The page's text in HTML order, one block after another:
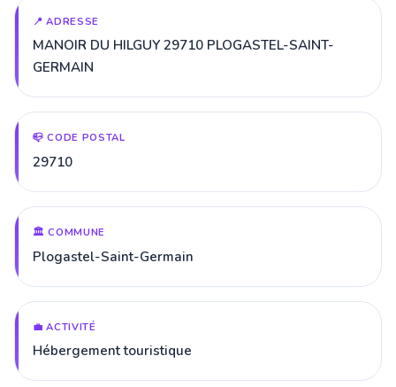
📍 ADRESSE
MANOIR DU HILGUY 29710 PLOGASTEL-SAINT-
GERMAIN
📪 CODE POSTAL
29710
🏛️ COMMUNE
Plogastel-Saint-Germain
💼 ACTIVITÉ
Hébergement touristique